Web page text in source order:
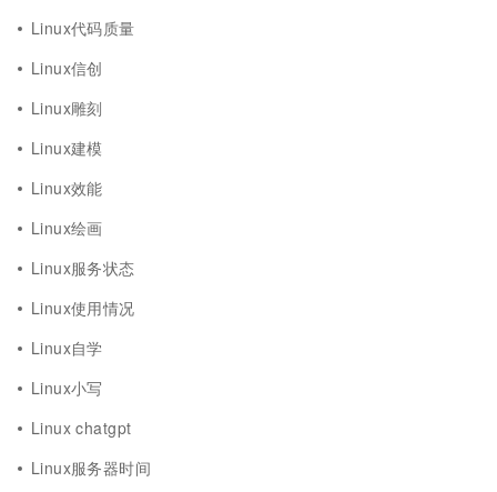
Linux代码质量
Linux信创
Linux雕刻
Linux建模
Linux效能
Linux绘画
Linux服务状态
Linux使用情况
Linux自学
Linux小写
Linux chatgpt
Linux服务器时间